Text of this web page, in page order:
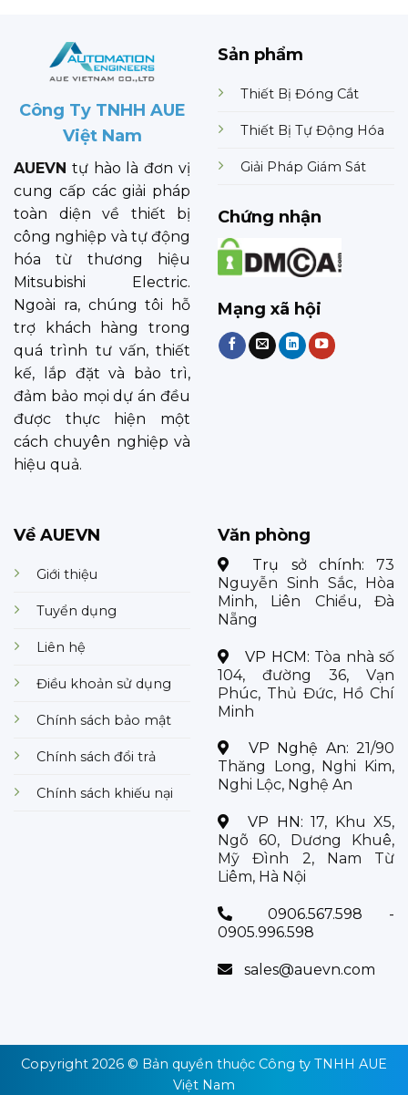
Công Ty TNHH AUE
Việt Nam
AUEVN tự hào là đơn vị
cung cấp các giải pháp
toàn diện về thiết bị
công nghiệp và tự động
hóa từ thương hiệu
Mitsubishi Electric.
Ngoài ra, chúng tôi hỗ
trợ khách hàng trong
quá trình tư vấn, thiết
kế, lắp đặt và bảo trì,
đảm bảo mọi dự án đều
được thực hiện một
cách chuyên nghiệp và
hiệu quả.
Sản phẩm
Thiết Bị Đóng Cắt
Thiết Bị Tự Động Hóa
Giải Pháp Giám Sát
Chứng nhận
Mạng xã hội
Về AUEVN
Giới thiệu
Tuyển dụng
Liên hệ
Điều khoản sử dụng
Chính sách bảo mật
Chính sách đổi trả
Chính sách khiếu nại
Văn phòng
Trụ sở chính: 73
Nguyễn Sinh Sắc, Hòa
Minh, Liên Chiểu, Đà
Nẵng
VP HCM: Tòa nhà số
104, đường 36, Vạn
Phúc, Thủ Đức, Hồ Chí
Minh
VP Nghệ An: 21/90
Thăng Long, Nghi Kim,
Nghi Lộc, Nghệ An
VP HN:17, Khu X5,
Ngõ 60, Dương Khuê,
Mỹ Đình 2, Nam Từ
Liêm, Hà Nội
0906.567.598 -
0905.996.598
sales@auevn.com
Copyright 2026 © Bản quyền thuộc Công ty TNHH AUE
Việt Nam